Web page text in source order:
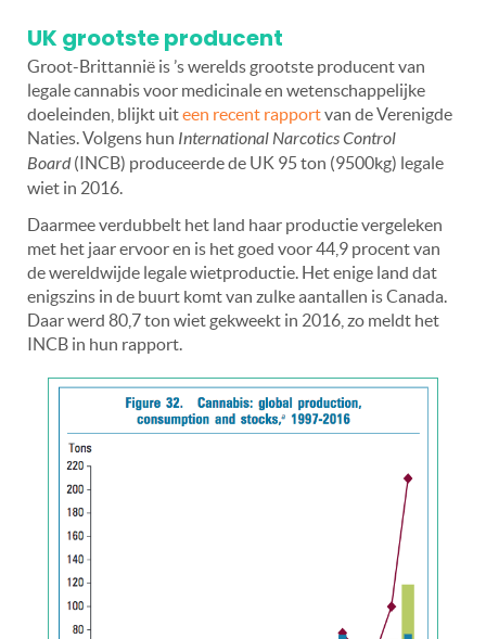
UK grootste producent
Groot-Brittannië is ’s werelds grootste producent van
legale cannabis voor medicinale en wetenschappelijke
doeleinden, blijkt uiteen recent rapportvan de Verenigde
Naties. Volgens hun International Narcotics Control
Board(INCB) produceerde de UK 95 ton (9500kg) legale
wiet in 2016.
Daarmee verdubbelt het land haar productie vergeleken
met het jaar ervoor en is het goed voor 44,9 procent van
de wereldwijde legale wietproductie. Het enige land dat
enigszins in de buurt komt van zulke aantallen is Canada.
Daar werd 80,7 ton wiet gekweekt in 2016, zo meldt het
INCB in hun rapport.